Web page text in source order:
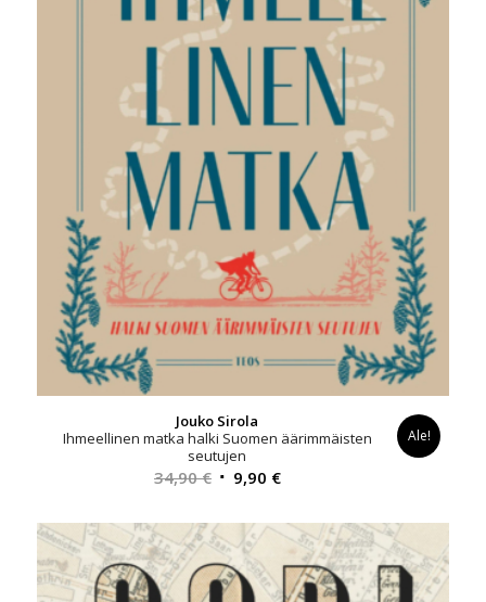
Jouko Sirola
Ihmeellinen matka halki Suomen äärimmäisten
seutujen
34,90€ Alkuperäinen
oli:
34,90 €.
9,90 €Nykyinen
on:
9,90 €.
Ale!